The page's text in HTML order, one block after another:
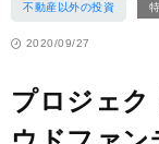
不動産以外の投資
2020/09/27
プロジェク